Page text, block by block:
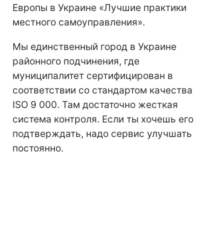
Европы в Украине «Лучшие практики
местного самоуправления».
Мы единственный город в Украине
районного подчинения, где
муниципалитет сертифицирован в
соответствии со стандартом качества
ISO 9 000. Там достаточно жесткая
система контроля. Если ты хочешь его
подтверждать, надо сервис улучшать
постоянно.